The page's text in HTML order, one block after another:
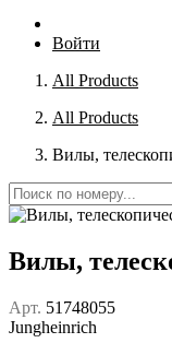
Войти
All Products
All Products
Вилы,
Вилы,
Арт. 51748055
Jungheinrich